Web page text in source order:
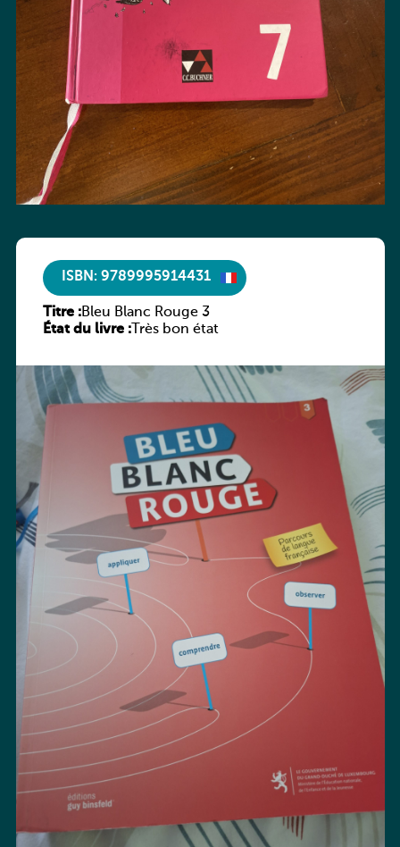
ISBN: 9789995914431
Titre :Bleu Blanc Rouge 3
État du livre :Très bon état